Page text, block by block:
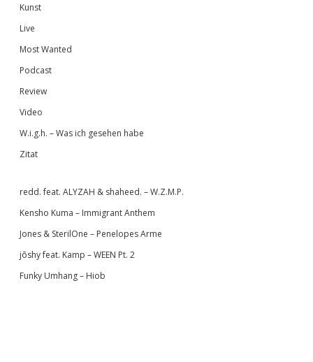
Kunst
Live
Most Wanted
Podcast
Review
Video
W.i.g.h. – Was ich gesehen habe
Zitat
redd. feat. ALYZAH & shaheed. – W.Z.M.P.
Kensho Kuma – Immigrant Anthem
Jones & SterilOne – Penelopes Arme
jōshy feat. Kamp – WEEN Pt. 2
Funky Umhang – Hiob